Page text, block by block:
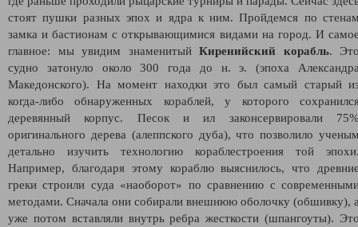
стоят пушки разных эпох и ядра к ним. Пройдемся по
замка и бастионам с открывающимися видами на город. И
главное: мы увидим знаменитый Киренийский корабль.
судно затонуло около 300 года до н. э. (эпоха
Македонского). На момент находки это был самый старый
когда-либо обнаруженных кораблей, у которого
деревянный корпус. Песок и ил законсервировали
оригинального дерева (алеппского дуба), что позволило
детально изучить технологию кораблестроения той
Например, благодаря этому кораблю выяснилось, что
греки строили суда «наоборот» по сравнению с
методами. Сначала они собирали внешнюю оболочку (обшивку),
уже потом вставляли внутрь ребра жесткости (шпангоуты).